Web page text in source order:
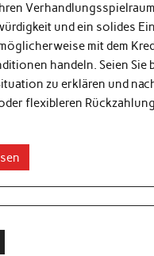
und ein solides
mit dem
handeln. Seien Sie
zu erklären und
flexibleren